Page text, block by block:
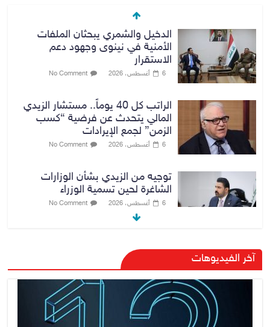
الدخيل والشمري يبحثان الملفات
الأمنية في نينوى وجهود دعم
الاستقرار
6 أغسطس، 2026 No Comment
الراتب كل 40 يوماً.. مستشار الزيدي
المالي يتحدث عن فرضية “كسب
الزمن” لجمع الإيرادات
6 أغسطس، 2026 No Comment
توجيه من الزيدي بشأن الوزارات
الشاغرة لحين تسمية الوزراء
6 أغسطس، 2026 No Comment
هيئة الإعلام والاتصالات تعتمد شركة
Apple منصة رقمية موثوقة لدعم
الاقتصاد الرقمي
No Comment
رئيس هيئة النزاهة: لا مظلة تحمي
آخر الفيديوهات